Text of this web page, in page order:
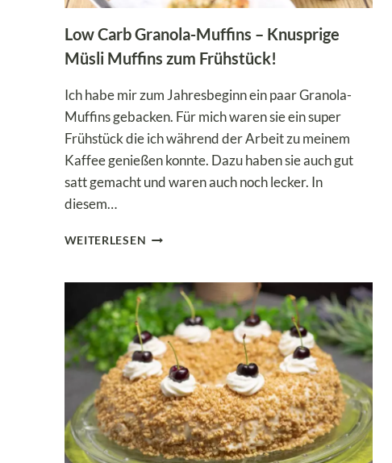
Low Carb Granola-Muffins – Knusprige
Müsli Muffins zum Frühstück!
Ich habe mir zum Jahresbeginn ein paar Granola-
Muffins gebacken. Für mich waren sie ein super
Frühstück die ich während der Arbeit zu meinem
Kaffee genießen konnte. Dazu haben sie auch gut
satt gemacht und waren auch noch lecker. In
diesem…
WEITERLESEN LOW
MUFFINS
–
KNUSPRIGE
MÜSLI
MUFFINS
ZUM
FRÜHSTÜCK!